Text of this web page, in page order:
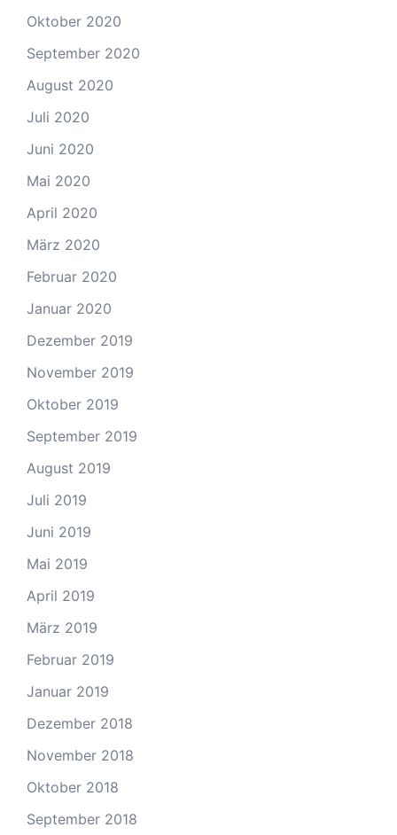
Oktober 2020
September 2020
August 2020
Juli 2020
Juni 2020
Mai 2020
April 2020
März 2020
Februar 2020
Januar 2020
Dezember 2019
November 2019
Oktober 2019
September 2019
August 2019
Juli 2019
Juni 2019
Mai 2019
April 2019
März 2019
Februar 2019
Januar 2019
Dezember 2018
November 2018
Oktober 2018
September 2018